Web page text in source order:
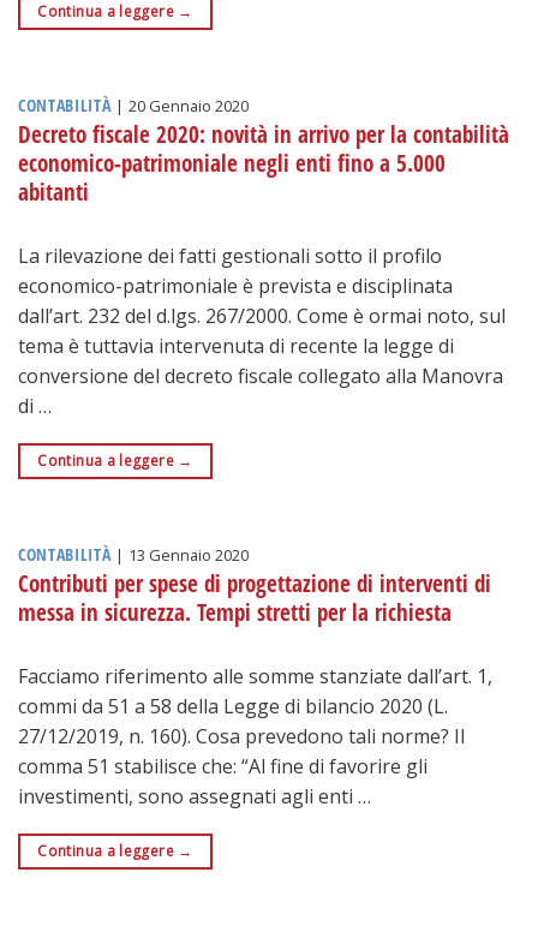
Continua a leggere →
CONTABILITÀ | 20 Gennaio 2020
Decreto fiscale 2020: novità in arrivo per la contabilità
economico-patrimoniale negli enti fino a 5.000
abitanti
La rilevazione dei fatti gestionali sotto il profilo
economico-patrimoniale è prevista e disciplinata
dall’art. 232 del d.lgs. 267/2000. Come è ormai noto, sul
tema è tuttavia intervenuta di recente la legge di
conversione del decreto fiscale collegato alla Manovra
di …
Continua a leggere →
CONTABILITÀ | 13 Gennaio 2020
Contributi per spese di progettazione di interventi di
messa in sicurezza. Tempi stretti per la richiesta
Facciamo riferimento alle somme stanziate dall’art. 1,
commi da 51 a 58 della Legge di bilancio 2020 (L.
27/12/2019, n. 160). Cosa prevedono tali norme? Il
comma 51 stabilisce che: “Al fine di favorire gli
investimenti, sono assegnati agli enti …
Continua a leggere →